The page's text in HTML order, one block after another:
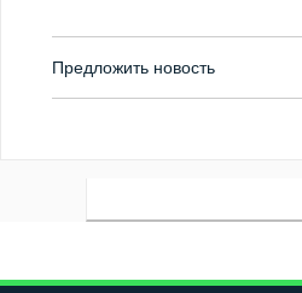
Предложить новость